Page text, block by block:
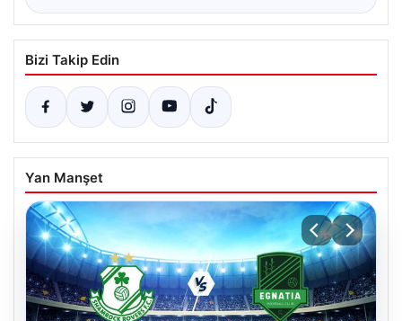
Bizi Takip Edin
Yan Manşet